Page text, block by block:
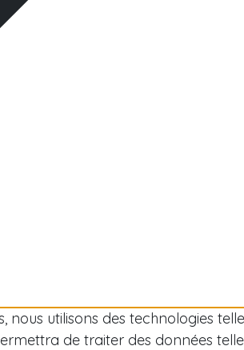
nous utilisons des technologies
de traiter des données